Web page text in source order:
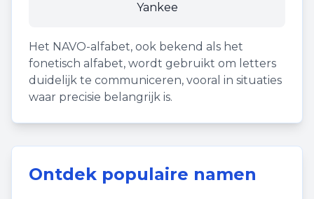
Yankee
Het NAVO-alfabet, ook bekend als het
fonetisch alfabet, wordt gebruikt om letters
duidelijk te communiceren, vooral in situaties
waar precisie belangrijk is.
Ontdek populaire namen